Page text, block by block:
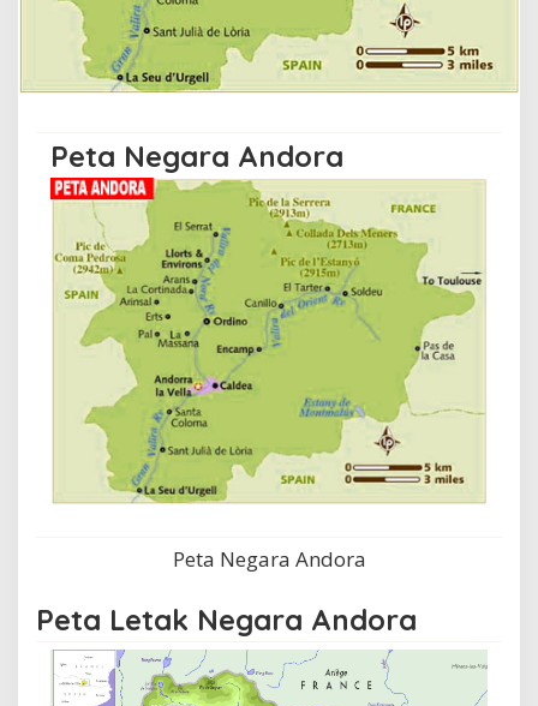
Peta Negara Andora
Peta Negara Andora
Peta Letak Negara Andora